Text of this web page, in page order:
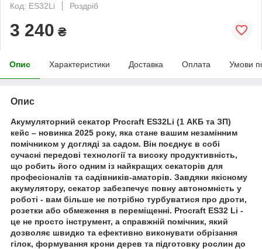
Код: ES32Li
Роздріб
3 240 ₴
Опис Характеристики Доставка Оплата Умови
Опис
Акумуляторний секатор Procraft ES32Li (1 АКБ та ЗП)
кейс – новинка 2025 року, яка стане вашим незамінним
помічником у догляді за садом. Він поєднує в собі
сучасні передові технології та високу продуктивність,
що робить його одним із найкращих секаторів для
професіоналів та садівників-аматорів. Завдяки якісному
акумулятору, секатор забезпечує повну автономність у
роботі - вам більше не потрібно турбуватися про дроти,
розетки або обмеження в переміщенні. Procraft ES32 Li -
це не просто інструмент, а справжній помічник, який
дозволяє швидко та ефективно виконувати обрізання
гілок, формування крони дерев та підготовку рослин до